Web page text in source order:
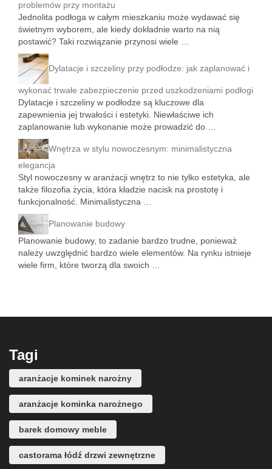
problemów przy montażu
Jednolita podłoga w całym mieszkaniu może wydawać się
świetnym wyborem, ale kiedy dokładnie warto na nią
postawić? Taki rozwiązanie przynosi wiele …
Dylatacje i szczeliny przy podłodze: jak zaplanować i
wykonać trwałe zabezpieczenie przed uszkodzeniami podłogi
Dylatacje i szczeliny w podłodze są kluczowe dla
zapewnienia jej trwałości i estetyki. Niewłaściwe ich
zaplanowanie lub wykonanie może prowadzić do …
Wnętrza w stylu nowoczesnym: minimalistyczna
elegancja
Styl nowoczesny w aranżacji wnętrz to nie tylko estetyka, ale
także filozofia życia, która kładzie nacisk na prostotę i
funkcjonalność. Minimalistyczna …
Planowanie budowy
Planowanie budowy, to zadanie bardzo trudne, ponieważ
należy uwzględnić bardzo wiele elementów. Na rynku istnieje
wiele firm, które tworzą dla swoich …
Tagi
aranżacje kominek narożny
aranżacje kominka narożnego
barek domowy meble
castorama łódź drzwi zewnętrzne